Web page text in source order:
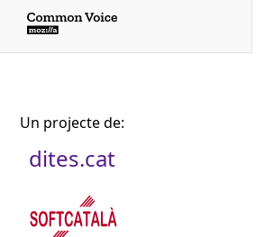
Un projecte de:
dites.cat